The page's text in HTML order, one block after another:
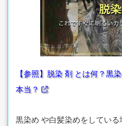
【参照】脱染 剤 とは何？黒
本当？
黒染め や白髪染めをしてい